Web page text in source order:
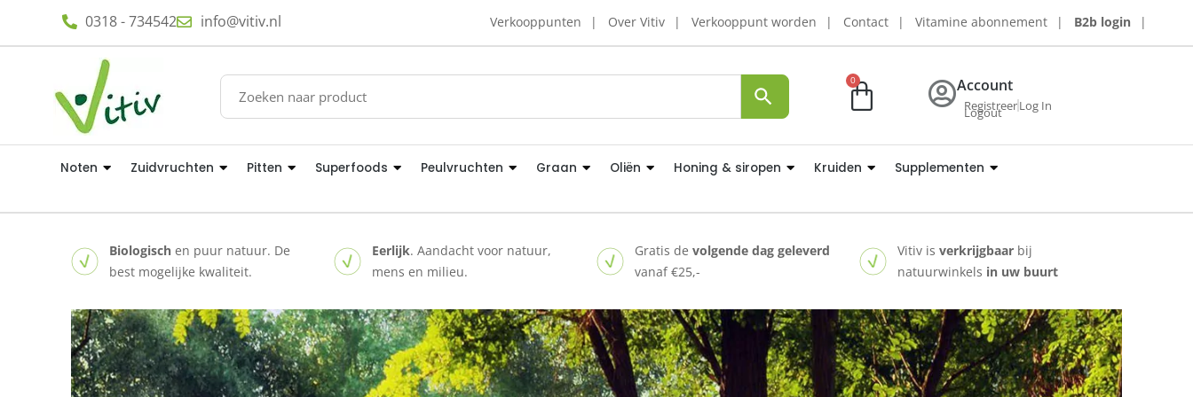
0318 - 734542 info@vitiv.nl Verkooppunten Over Vitiv Verkooppunt worden Contact Vitamine abonnement B2b login
0 Account
RegistreerLog In
Logout
Noten Zuidvruchten Pitten Superfoods Peulvruchten Graan Oliën Honing & siropen Kruiden Supplementen
Biologisch en puur natuur. De
best mogelijke kwaliteit.
Eerlijk. Aandacht voor natuur,
mens en milieu.
Gratis devolgende dag geleverd
vanaf €25,-
Vitiv isverkrijgbaar bij
natuurwinkels in uw buurt